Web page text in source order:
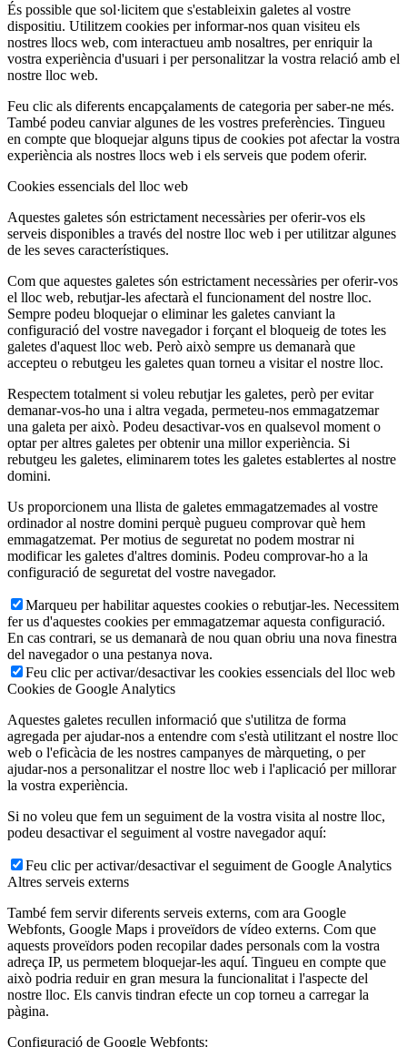
És possible que sol·licitem que s'estableixin galetes al vostre
dispositiu. Utilitzem cookies per informar-nos quan visiteu els
nostres llocs web, com interactueu amb nosaltres, per enriquir la
vostra experiència d'usuari i per personalitzar la vostra relació amb el
nostre lloc web.
Feu clic als diferents encapçalaments de categoria per saber-ne més.
També podeu canviar algunes de les vostres preferències. Tingueu
en compte que bloquejar alguns tipus de cookies pot afectar la vostra
experiència als nostres llocs web i els serveis que podem oferir.
Cookies essencials del lloc web
Aquestes galetes són estrictament necessàries per oferir-vos els
serveis disponibles a través del nostre lloc web i per utilitzar algunes
de les seves característiques.
Com que aquestes galetes són estrictament necessàries per oferir-vos
el lloc web, rebutjar-les afectarà el funcionament del nostre lloc.
Sempre podeu bloquejar o eliminar les galetes canviant la
configuració del vostre navegador i forçant el bloqueig de totes les
galetes d'aquest lloc web. Però això sempre us demanarà que
accepteu o rebutgeu les galetes quan torneu a visitar el nostre lloc.
Respectem totalment si voleu rebutjar les galetes, però per evitar
demanar-vos-ho una i altra vegada, permeteu-nos emmagatzemar
una galeta per això. Podeu desactivar-vos en qualsevol moment o
optar per altres galetes per obtenir una millor experiència. Si
rebutgeu les galetes, eliminarem totes les galetes establertes al nostre
domini.
Us proporcionem una llista de galetes emmagatzemades al vostre
ordinador al nostre domini perquè pugueu comprovar què hem
emmagatzemat. Per motius de seguretat no podem mostrar ni
modificar les galetes d'altres dominis. Podeu comprovar-ho a la
configuració de seguretat del vostre navegador.
Marqueu per habilitar aquestes cookies o rebutjar-les. Necessitem
fer us d'aquestes cookies per emmagatzemar aquesta configuració.
En cas contrari, se us demanarà de nou quan obriu una nova finestra
del navegador o una pestanya nova.
Feu clic per activar/desactivar les cookies essencials del lloc web
Cookies de Google Analytics
Aquestes galetes recullen informació que s'utilitza de forma
agregada per ajudar-nos a entendre com s'està utilitzant el nostre lloc
web o l'eficàcia de les nostres campanyes de màrqueting, o per
ajudar-nos a personalitzar el nostre lloc web i l'aplicació per millorar
la vostra experiència.
Si no voleu que fem un seguiment de la vostra visita al nostre lloc,
podeu desactivar el seguiment al vostre navegador aquí:
Feu clic per activar/desactivar el seguiment de Google Analytics
Altres serveis externs
També fem servir diferents serveis externs, com ara Google
Webfonts, Google Maps i proveïdors de vídeo externs. Com que
aquests proveïdors poden recopilar dades personals com la vostra
adreça IP, us permetem bloquejar-les aquí. Tingueu en compte que
això podria reduir en gran mesura la funcionalitat i l'aspecte del
nostre lloc. Els canvis tindran efecte un cop torneu a carregar la
pàgina.
Configuració de Google Webfonts: